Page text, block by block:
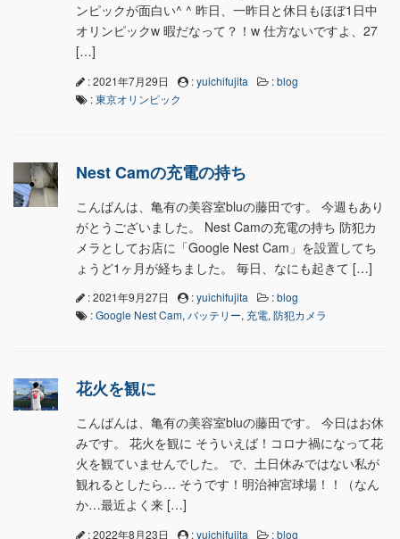
ンピックが面白い^ ^ 昨日、一昨日と休日もほぼ1日中
オリンピックw 暇だなって？！w 仕方ないですよ、27
[…]
: 2021年7月29日 :yuichifujita :blog
:東京オリンピック
Nest Camの充電の持ち
こんばんは、亀有の美容室bluの藤田です。 今週もあり
がとうございました。 Nest Camの充電の持ち 防犯カ
メラとしてお店に「Google Nest Cam」を設置してち
ょうど1ヶ月が経ちました。 毎日、なにも起きて […]
: 2021年9月27日 :yuichifujita :blog
:Google Nest Cam, バッテリー, 充電, 防犯カメラ
花火を観に
こんばんは、亀有の美容室bluの藤田です。 今日はお休
みです。 花火を観に そういえば！コロナ禍になって花
火を観ていませんでした。 で、土日休みではない私が
観れるとしたら… そうです！明治神宮球場！！（なん
か…最近よく来 […]
: 2022年8月23日 :yuichifujita :blog